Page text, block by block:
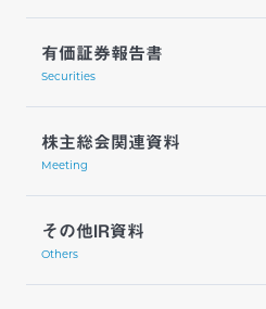
有価証券報告書
Securities
株主総会関連資料
Meeting
その他IR資料
Others